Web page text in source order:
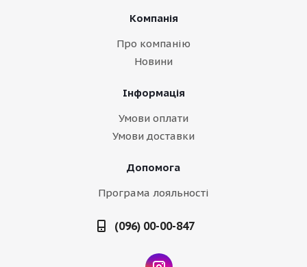
Компанія
Про компанію
Новини
Інформація
Умови оплати
Умови доставки
Допомога
Програма лояльності
(096) 00-00-847